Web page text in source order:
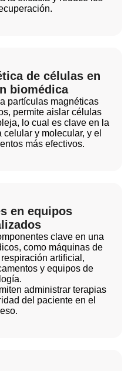
de células en
biomédica
partículas magnéticas
permite aislar células
lo cual es clave en la
y molecular, y el
más efectivos.
en equipos
clave en una
como máquinas de
artificial,
y equipos de
administrar terapias
del paciente en el